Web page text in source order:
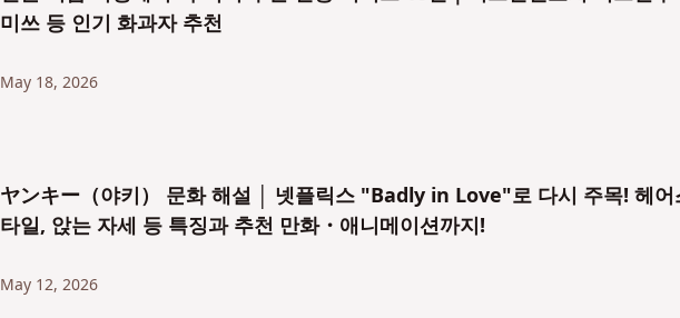
미쓰 등 인기 화과자 추천
May 18, 2026
ヤンキー（야키） 문화 해설 │ 넷플릭스 "Badly in Love"로 다시 주목! 헤어
타일, 앉는 자세 등 특징과 추천 만화・애니메이션까지!
May 12, 2026